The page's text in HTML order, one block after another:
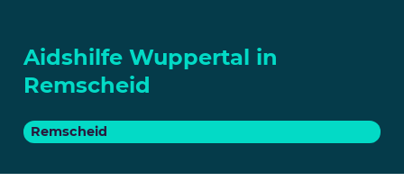
Aidshilfe Wuppertal in
Remscheid
Remscheid